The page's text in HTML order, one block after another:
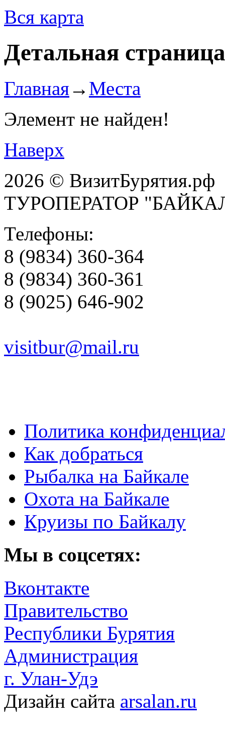
Вся карта
Детальная страница
Главная→ Места
Элемент не найден!
Наверх
2026 © ВизитБурятия.рф
ТУРОПЕРАТОР
Телефоны:
8 (9834) 360-364
8 (9834) 360-361
8 (9025) 646-902
visitbur@mail.ru
Политика
Как добраться
Рыбалка на Байкале
Охота на Байкале
Круизы по Байкалу
Мы в соцсетях:
Вконтакте
Правительство
Республики Бурятия
Администрация
г. Улан-Удэ
Дизайн сайта arsalan.ru